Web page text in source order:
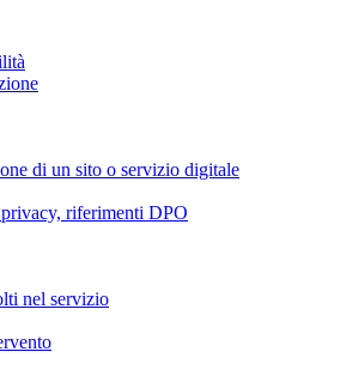
di un sito o servizio digitale
riferimenti DPO
nel servizio